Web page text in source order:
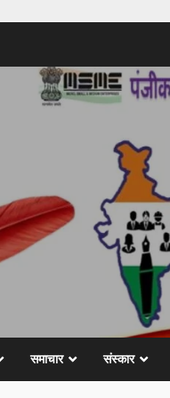
समाचार संस्कार